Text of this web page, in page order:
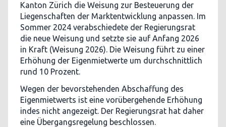
Kanton Zürich die Weisung zur Besteuerung der
Liegenschaften der Marktentwicklung anpassen. Im
Sommer 2024 verabschiedete der Regierungsrat
die neue Weisung und setzte sie auf Anfang 2026
in Kraft (Weisung 2026). Die Weisung führt zu einer
Erhöhung der Eigenmietwerte um durchschnittlich
rund 10 Prozent.
Wegen der bevorstehenden Abschaffung des
Eigenmietwerts ist eine vorübergehende Erhöhung
indes nicht angezeigt. Der Regierungsrat hat daher
eine Übergangsregelung beschlossen.